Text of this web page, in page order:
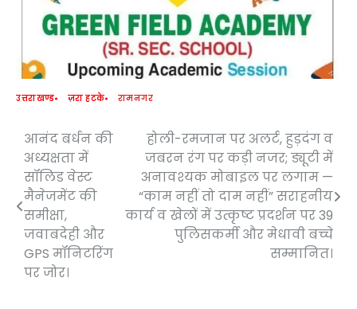
उत्तराखण्ड ज़रा हटके रामनगर
Post
navigation
आनंद बर्धन की
अध्यक्षता में
सॉलिड वेस्ट
मैनेजमेंट की
समीक्षा,
जवाबदेही और
GPS मॉनिटरिंग
पर जोर।
होली-रमजान पर अलर्ट, हुड़दंग व
जबरन रंग पर कड़ी नजर; ड्यूटी में
अनावश्यक मोबाइल पर लगाम —
“काम नहीं तो दाम नहीं” सराहनीय
कार्य व खेलों में उत्कृष्ट प्रदर्शन पर 39
पुलिसकर्मी और मेधावी बच्चे
सम्मानित।